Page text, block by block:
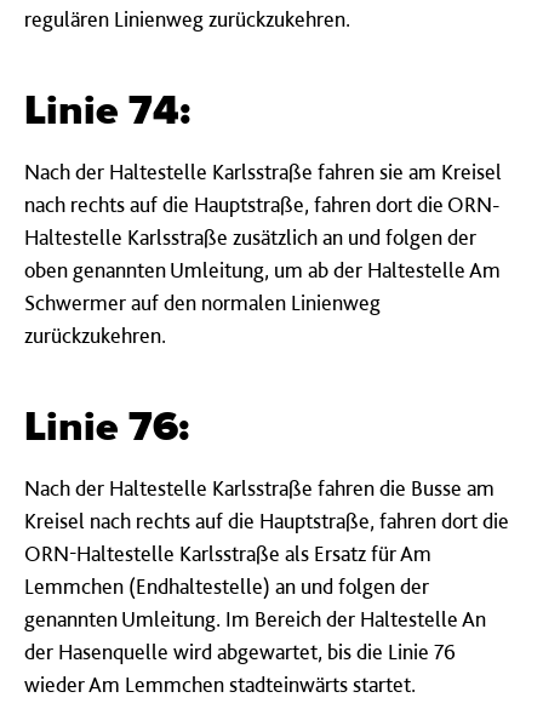
regulären Linienweg zurückzukehren.
Linie 74:
Nach der Haltestelle Karlsstraße fahren sie am Kreisel
nach rechts auf die Hauptstraße, fahren dort die ORN-
Haltestelle Karlsstraße zusätzlich an und folgen der
oben genannten Umleitung, um ab der Haltestelle Am
Schwermer auf den normalen Linienweg
zurückzukehren.
Linie 76:
Nach der Haltestelle Karlsstraße fahren die Busse am
Kreisel nach rechts auf die Hauptstraße, fahren dort die
ORN-Haltestelle Karlsstraße als Ersatz für Am
Lemmchen (Endhaltestelle) an und folgen der
genannten Umleitung. Im Bereich der Haltestelle An
der Hasenquelle wird abgewartet, bis die Linie 76
wieder Am Lemmchen stadteinwärts startet.